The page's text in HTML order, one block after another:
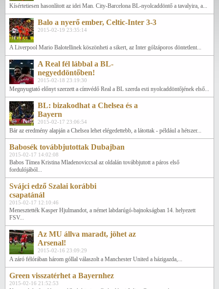
Kísértetiesen hasonlított az idei Man. City-Barcelona BL-nyolcaddöntő a tavalyira, a...
Balo a nyerő ember, Celtic-Inter 3-3
2015-02-19 23:35:14
A Liverpool Mario Balotellinek köszönheti a sikert, az Inter gólzáporos döntetlent...
A Real fél lábbal a BL-
negyeddöntőben!
2015-02-18 23:19:30
Megnyugtató előnyt szerzett a címvédő Real a BL szerda esti nyolcaddöntőjének első...
BL: bizakodhat a Chelsea és a
Bayern
2015-02-17 23:06:54
Bár az eredmény alapján a Chelsea lehet elégedettebb, a látottak - például a hétszer...
Babosék továbbjutottak Dubajban
2015-02-17 14:02:08
Babos Tímea Kristina Mladenoviccsal az oldalán továbbjutott a páros első
fordulójából...
Svájci edző Szalai korábbi
csapatánál
2015-02-17 12:10:46
Menesztették Kasper Hjulmandot, a német labdarúgó-bajnokságban 14. helyezett
FSV...
Az MU állva maradt, jöhet az
Arsenal!
2015-02-16 23:09:29
A záró félórában három góllal válaszolt a Manchester United a házigazda,...
Green visszatérhet a Bayernhez
2015-02-16 21:52:53